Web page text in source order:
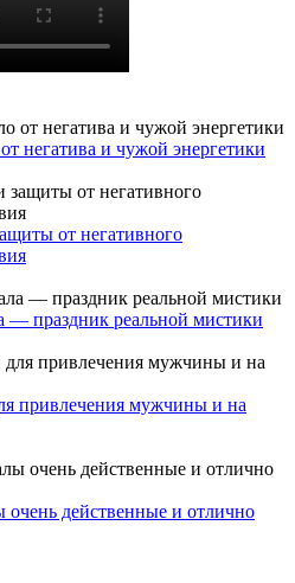
негатива и чужой энергетики
от негативного
— праздник реальной мистики
привлечения мужчины и на
действенные и отлично